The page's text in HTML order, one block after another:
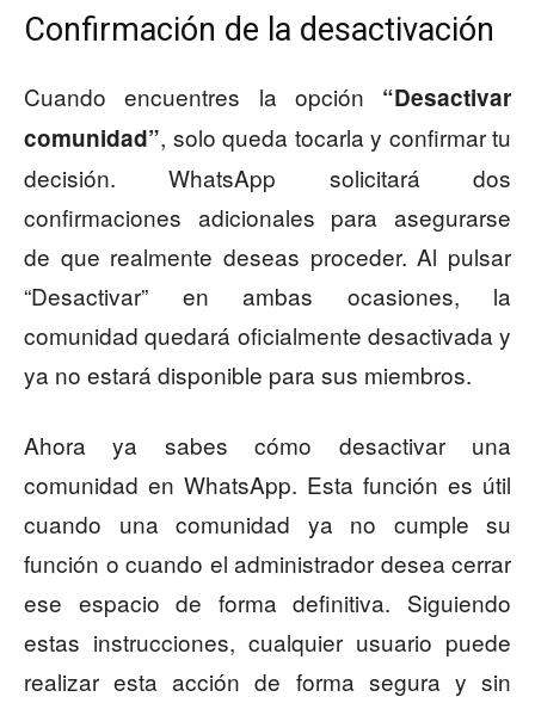
Confirmación de la desactivación
Cuando encuentres la opción “Desactivar
comunidad”, solo queda tocarla y confirmar tu
decisión. WhatsApp solicitará dos
confirmaciones adicionales para asegurarse
de que realmente deseas proceder. Al pulsar
“Desactivar” en ambas ocasiones, la
comunidad quedará oficialmente desactivada y
ya no estará disponible para sus miembros.
Ahora ya sabes cómo desactivar una
comunidad en WhatsApp. Esta función es útil
cuando una comunidad ya no cumple su
función o cuando el administrador desea cerrar
ese espacio de forma definitiva. Siguiendo
estas instrucciones, cualquier usuario puede
realizar esta acción de forma segura y sin